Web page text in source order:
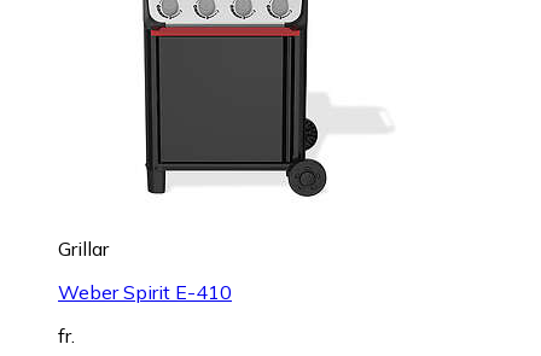
Grillar
Weber Spirit E-410
fr.